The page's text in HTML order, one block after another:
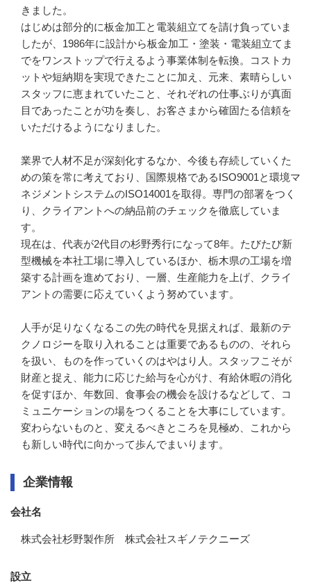
きました。
はじめは部分的に板金加工と電装組立てを請け負っていま
したが、1986年に設計から板金加工・塗装・電装組立てま
でをワンストップで行えるよう事業体制を転換。コストカ
ットや短納期を実現できたことに加え、元来、素晴らしい
スタッフに恵まれていたこと、それぞれの仕事ぶりが真面
目であったことが功を奏し、お客さまから確固たる信頼を
いただけるようになりました。
業界で人材不足が深刻化するなか、今後も存続していくた
めの策を常に考えており、国際規格であるISO9001と環境マ
ネジメントシステムのISO14001を取得。専門の部署をつく
り、クライアントへの納品前のチェックを徹底していま
す。
現在は、代表が2代目の杉野秀行になって8年。たびたび新
型機械を本社工場に導入しているほか、栃木県の工場を増
築する計画を進めており、一層、生産能力を上げ、クライ
アントの需要に応えていくよう努めています。
人手が足りなくなるこの先の時代を見据えれば、最新のテ
クノロジーを取り入れることは重要であるものの、それら
を扱い、ものを作っていくのはやはり人。スタッフこそが
財産と捉え、能力に応じた給与を心がけ、有給休暇の消化
を促すほか、年数回、食事会の機会を設けるなどして、コ
ミュニケーションの場をつくることを大事にしています。
変わらないものと、変えるべきところを見極め、これから
も新しい時代に向かって歩んでまいります。
企業情報
会社名
株式会社杉野製作所 株式会社スギノテクニーズ
設立